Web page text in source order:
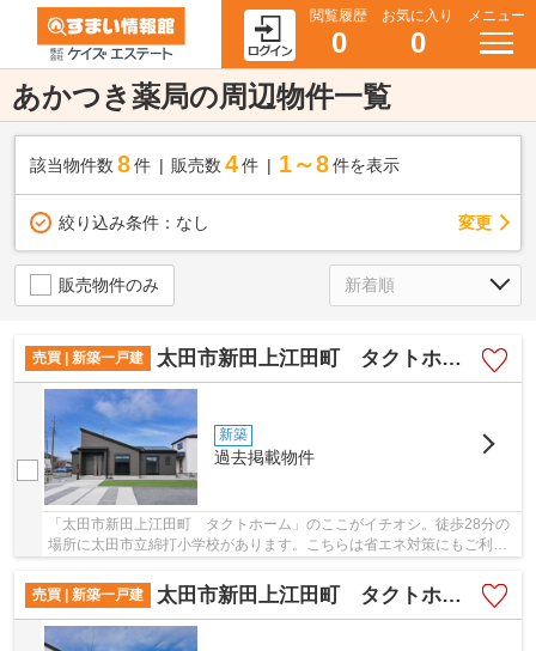
閲覧履歴
0
お気に入り
0
メニュー
あかつき薬局の周辺物件一覧
該当物件数 8件 販売数 4 件 1～8 件を表示
絞り込み条件： なし 変更
販売物件のみ
売買 | 新築一戸建 太田市新田上江田町 タクトホーム
新築
過去掲載物件
「太田市新田上江田町 タクトホーム」のここがイチオシ。徒歩28分の
場所に太田市立綿打小学校があります。こちらは省エネ対策にもご利用
売買 | 新築一戸建
太田市新田上江田町 タクトホーム